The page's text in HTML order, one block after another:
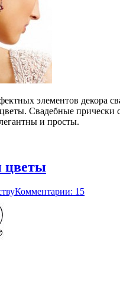
элементов декора
Свадебные прически
и просты.
цветы
Комментарии: 15